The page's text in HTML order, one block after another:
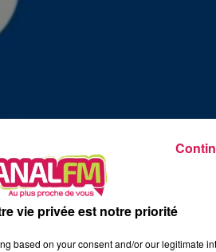
vie privée est notre priorité
based on your consent and/or our legitimate